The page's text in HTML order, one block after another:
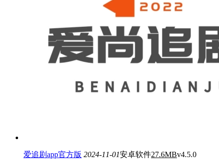
爱追剧app官方版 2024-11-01安卓软件27.6MBv4.5.0